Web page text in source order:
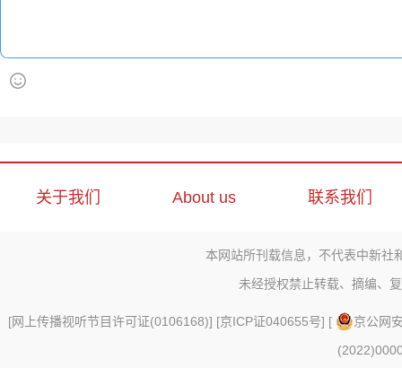
关于我们 About us 联系我们
本网站所刊载信息，不代表中新社
未经授权禁止转载、摘编、
[网上传播视听节目许可证(0106168)] [京ICP证040655号] [
京公网